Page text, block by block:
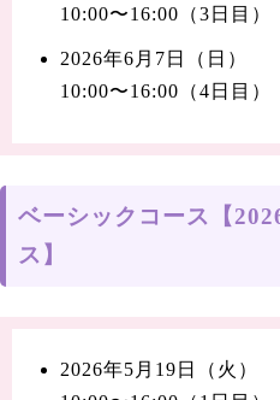
10:00〜16:00（3日目）
2026年6月7日（日）
10:00〜16:00（4日目）
ベーシックコース【
ス】
2026年5月19日（火）